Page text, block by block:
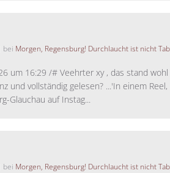
bei Morgen, Regensburg! Durchlaucht ist nicht
um 16:29 /# Veehrter xy , das stand
und vollständig gelesen? ...'In einem
Glauchau auf Instag...
bei Morgen, Regensburg! Durchlaucht ist nicht